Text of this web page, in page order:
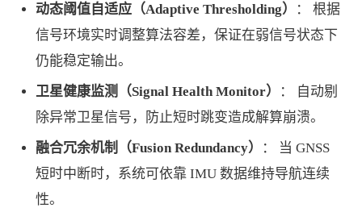
动态阈值自适应（Adaptive Thresholding）
： 根据
信号环境实时调整算法容差，保证在弱信号状态下
仍能稳定输出。
卫星健康监测（Signal Health Monitor）
： 自动剔
除异常卫星信号，防止短时跳变造成解算崩溃。
融合冗余机制（Fusion Redundancy）
： 当 GNSS
短时中断时，系统可依靠 IMU 数据维持导航连续
性。